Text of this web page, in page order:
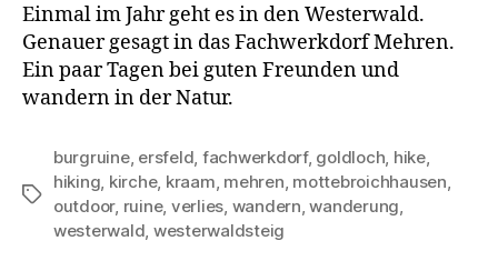
Einmal im Jahr geht es in den Westerwald.
Genauer gesagt in das Fachwerkdorf Mehren.
Ein paar Tagen bei guten Freunden und
wandern in der Natur.
Schlagwörter
burgruine, ersfeld, fachwerkdorf, goldloch, hike,
hiking, kirche, kraam, mehren, mottebroichhausen,
outdoor, ruine, verlies, wandern,wanderung,
westerwald, westerwaldsteig